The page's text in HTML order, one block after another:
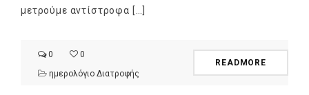
μετρούμε αντίστροφα […]
0
0
ημερολόγιο Διατροφής
READMORE